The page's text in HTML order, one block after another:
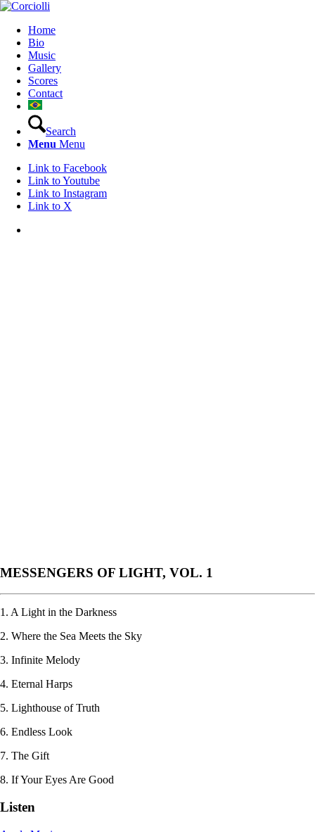
Home
Bio
Music
Gallery
Scores
Contact
Search
Menu Menu
Link to Facebook
Link to Youtube
Link to Instagram
Link to X
MESSENGERS OF LIGHT, VOL. 1
1. A Light in the Darkness
2. Where the Sea Meets the Sky
3. Infinite Melody
4. Eternal Harps
5. Lighthouse of Truth
6. Endless Look
7. The Gift
8. If Your Eyes Are Good
Listen